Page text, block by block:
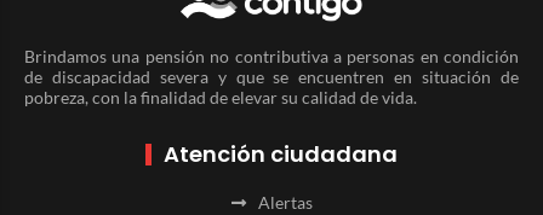
Brindamos una pensión no contributiva a personas en condición
de discapacidad severa y que se encuentren en situación de
pobreza, con la finalidad de elevar su calidad de vida.
Atención ciudadana
Alertas